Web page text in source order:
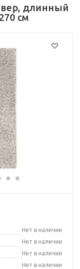
длинный
см
Нет в наличии
Нет в наличии
Нет в наличии
Нет в наличии